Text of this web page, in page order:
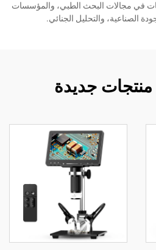
في مجالات البحث الطبي، والمؤسسات
الصناعية، والتحليل الجنائي.
جديدة